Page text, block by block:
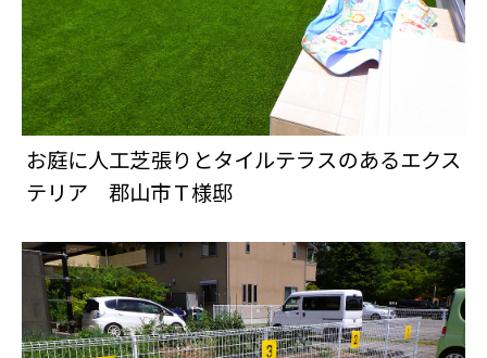
お庭に人工芝張りとタイルテラスのあるエクス
テリア 郡山市Ｔ様邸